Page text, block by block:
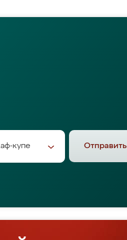
Отправить